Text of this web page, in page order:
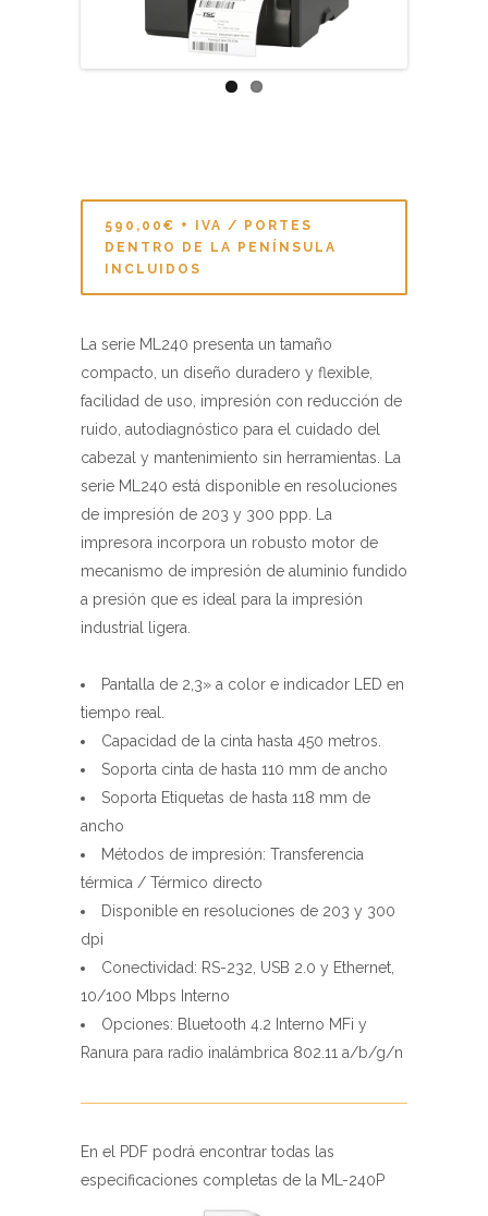
La serie ML240 presenta un tamaño
compacto, un diseño duradero y flexible,
ruido, autodiagnóstico para el cuidado del
cabezal y mantenimiento sin herramientas. La
serie ML240 está disponible en resoluciones
de impresión de 203 y 300 ppp. La
impresora incorpora un robusto motor de
mecanismo de impresión de aluminio fundido
a presión que es ideal para la impresión
industrial ligera.
Pantalla de 2,3» a color e indicador LED en
tiempo real.
Soporta cinta de hasta 110 mm de ancho
Soporta Etiquetas de hasta 118 mm de
ancho
Métodos de impresión: Transferencia
térmica / Térmico directo
Disponible en resoluciones de 203 y 300
dpi
Conectividad: RS-232, USB 2.0 y Ethernet,
10/100 Mbps Interno
Opciones: Bluetooth 4.2 Interno MFi y
Ranura para radio inalámbrica 802.11 a/b/g/n